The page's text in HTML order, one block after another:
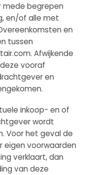
mede begrepen
en/of alle met
en
tussen
Afwijkende
vooraf
en
inkoop- en of
wordt
Voor het geval de
eigen voorwaarden
verklaart, dan
van deze